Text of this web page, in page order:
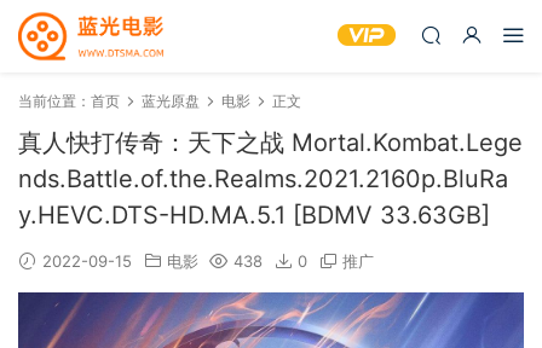
当前位置： 首页 蓝光原盘 电影 正文
真人快打传奇：天下之战 Mortal.Kombat.Lege
nds.Battle.of.the.Realms.2021.2160p.BluRa
y.HEVC.DTS-HD.MA.5.1 [BDMV 33.63GB]
2022-09-15 电影 438 0 推广